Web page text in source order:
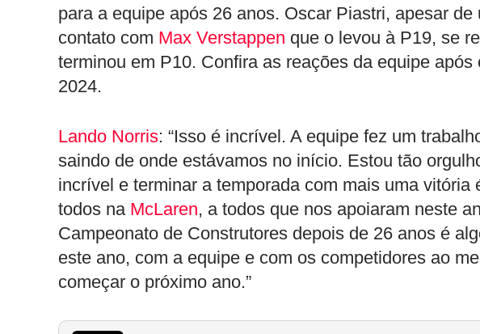
para a equipe após 26 anos. Oscar Piastri, apesar
contato com Max Verstappen que o levou à P19, se
terminou em P10. Confira as reações da equipe
2024.
Lando Norris: “Isso é incrível. A equipe fez um
saindo de onde estávamos no início. Estou tão
incrível e terminar a temporada com mais uma vitória
todos na McLaren, a todos que nos apoiaram neste
Campeonato de Construtores depois de 26 anos é
este ano, com a equipe e com os competidores ao
começar o próximo ano.”